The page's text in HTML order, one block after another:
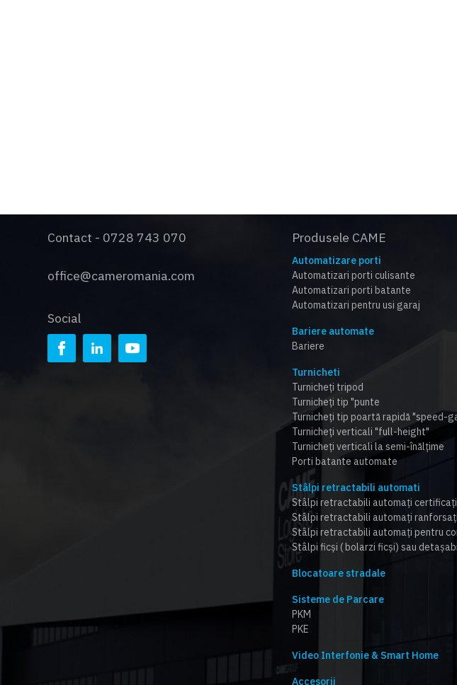
Contact - 0728 743 070
office@cameromania.com
Social
Produsele CAME
Automatizare porti
Automatizari porti culisante
Automatizari porti batante
Automatizari pentru usi garaj
Bariere automate
Bariere
Turnicheti
Turnicheți tripod
Turnicheți tip "punte
Turnicheți tip poartă rapidă "speed-
Turnicheți verticali "full-height"
Turnicheți verticali la semi-înălțime
Porti batante automate
Stâlpi retractabili automati
Stâlpi retractabili automați certificați
Stâlpi retractabili automați ranforsați
Stâlpi retractabili automați pentru
Stâlpi ficși ( bolarzi ficși) sau detașabili
Blocatoare stradale
Sisteme de Parcare
PKM
PKE
Video Interfonie & Smart Home
Accesorii